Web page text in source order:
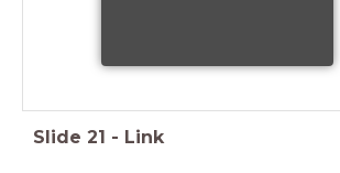
Slide 21 - Link